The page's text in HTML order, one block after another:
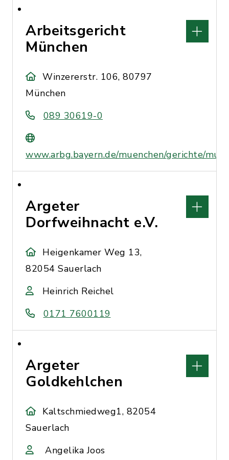
Arbeitsgericht
München
Winzererstr. 106, 80797
München
089 30619-0
www.arbg.bayern.de/muenchen/gerichte/
Argeter
Dorfweihnacht e.V.
Heigenkamer Weg 13,
82054 Sauerlach
Heinrich Reichel
0171 7600119
Argeter
Goldkehlchen
Kaltschmiedweg1, 82054
Sauerlach
Angelika Joos